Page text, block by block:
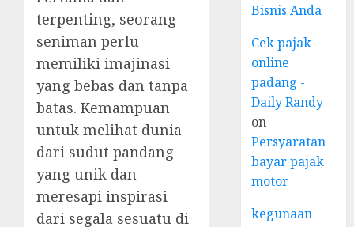
terpenting, seorang
seniman perlu
memiliki imajinasi
yang bebas dan tanpa
batas. Kemampuan
untuk melihat dunia
dari sudut pandang
yang unik dan
meresapi inspirasi
dari segala sesuatu di
Bisnis Anda
Cek pajak
online
padang -
Daily Randy
on
Persyaratan
bayar pajak
motor
kegunaan